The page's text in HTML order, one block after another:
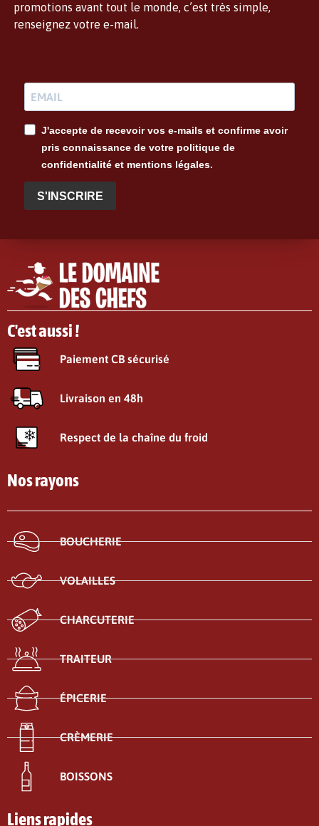
promotions avant tout le monde, c’est très simple,
renseignez votre e-mail.
J'accepte de recevoir vos e-mails et confirme avoir
pris connaissance de votre politique de
confidentialité et mentions légales.
S'INSCRIRE
C'est aussi !
Paiement CB sécurisé
Livraison en 48h
Respect de la chaîne du froid
Nos rayons
BOUCHERIE
VOLAILLES
CHARCUTERIE
TRAITEUR
ÉPICERIE
CRÈMERIE
BOISSONS
Liens rapides